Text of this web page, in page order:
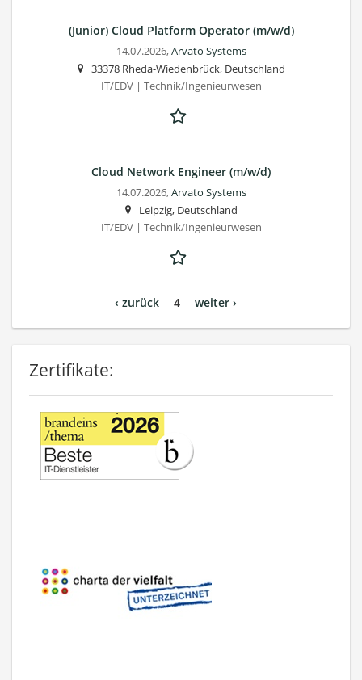
(Junior) Cloud Platform Operator (m/w/d)
14.07.2026,Arvato Systems
33378 Rheda-Wiedenbrück, Deutschland
IT/EDV | Technik/Ingenieurwesen
Cloud Network Engineer (m/w/d)
14.07.2026,Arvato Systems
Leipzig, Deutschland
IT/EDV | Technik/Ingenieurwesen
‹ zurück 4 weiter ›
Zertifikate: